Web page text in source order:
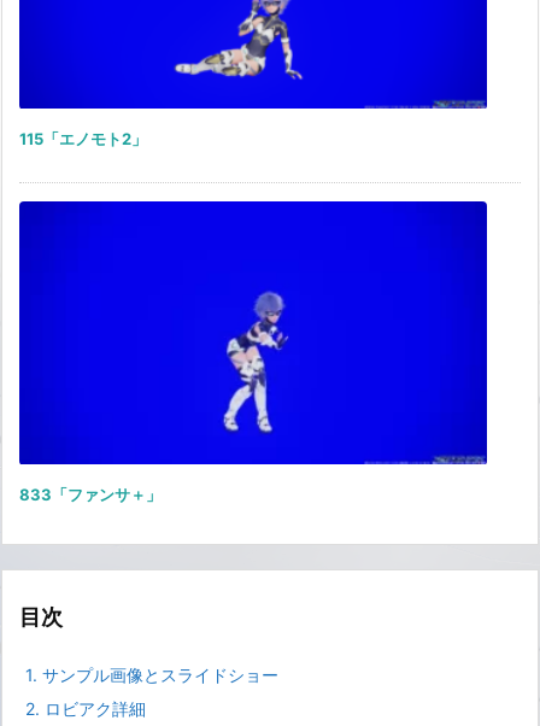
115「エノモト2」
833「ファンサ＋」
目次
1. サンプル画像とスライドショー
2. ロビアク詳細